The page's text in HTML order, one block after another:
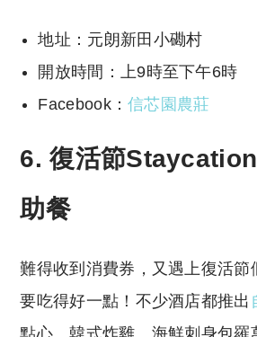
地址：元朗新田小磡村
開放時間：上9時至下午6時
Facebook：信芯園農莊
6. 復活節
助餐
難得收到消費券，又遇上復活節
要吃得好一點！不少酒店都推出